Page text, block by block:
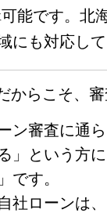
可能です。北
にも対応して
からこそ、
ン審査に通
」という方
です。
社ローンは